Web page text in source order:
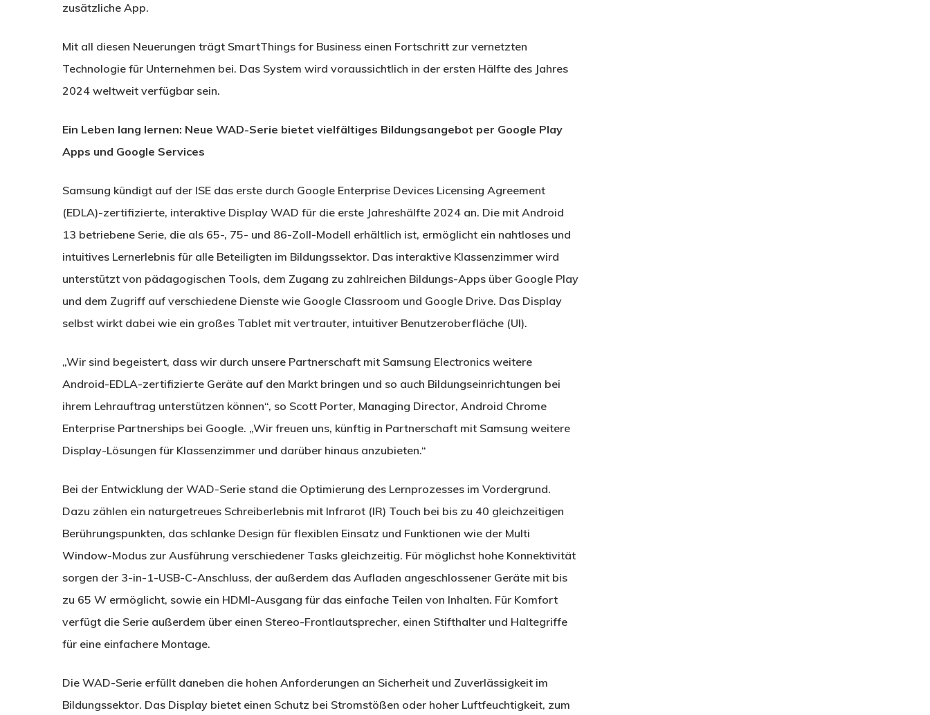
zusätzliche App.
Mit all diesen Neuerungen trägt SmartThings for Business einen Fortschritt zur vernetzten
Technologie für Unternehmen bei. Das System wird voraussichtlich in der ersten Hälfte des Jahres
2024 weltweit verfügbar sein.
Ein Leben lang lernen: Neue WAD-Serie bietet vielfältiges Bildungsangebot per Google Play
Apps und Google Services
Samsung kündigt auf der ISE das erste durch Google Enterprise Devices Licensing Agreement
(EDLA)-zertifizierte, interaktive Display WAD für die erste Jahreshälfte 2024 an. Die mit Android
13 betriebene Serie, die als 65-, 75- und 86-Zoll-Modell erhältlich ist, ermöglicht ein nahtloses und
intuitives Lernerlebnis für alle Beteiligten im Bildungssektor. Das interaktive Klassenzimmer wird
unterstützt von pädagogischen Tools, dem Zugang zu zahlreichen Bildungs-Apps über Google Play
und dem Zugriff auf verschiedene Dienste wie Google Classroom und Google Drive. Das Display
selbst wirkt dabei wie ein großes Tablet mit vertrauter, intuitiver Benutzeroberfläche (UI).
„Wir sind begeistert, dass wir durch unsere Partnerschaft mit Samsung Electronics weitere
Android-EDLA-zertifizierte Geräte auf den Markt bringen und so auch Bildungseinrichtungen bei
ihrem Lehrauftrag unterstützen können“, so Scott Porter, Managing Director, Android Chrome
Enterprise Partnerships bei Google. „Wir freuen uns, künftig in Partnerschaft mit Samsung weitere
Display-Lösungen für Klassenzimmer und darüber hinaus anzubieten.“
Bei der Entwicklung der WAD-Serie stand die Optimierung des Lernprozesses im Vordergrund.
Dazu zählen ein naturgetreues Schreiberlebnis mit Infrarot (IR) Touch bei bis zu 40 gleichzeitigen
Berührungspunkten, das schlanke Design für flexiblen Einsatz und Funktionen wie der Multi
Window-Modus zur Ausführung verschiedener Tasks gleichzeitig. Für möglichst hohe Konnektivität
sorgen der 3-in-1-USB-C-Anschluss, der außerdem das Aufladen angeschlossener Geräte mit bis
zu 65 W ermöglicht, sowie ein HDMI-Ausgang für das einfache Teilen von Inhalten. Für Komfort
verfügt die Serie außerdem über einen Stereo-Frontlautsprecher, einen Stifthalter und Haltegriffe
für eine einfachere Montage.
Die WAD-Serie erfüllt daneben die hohen Anforderungen an Sicherheit und Zuverlässigkeit im
Bildungssektor. Das Display bietet einen Schutz bei Stromstößen oder hoher Luftfeuchtigkeit, zum